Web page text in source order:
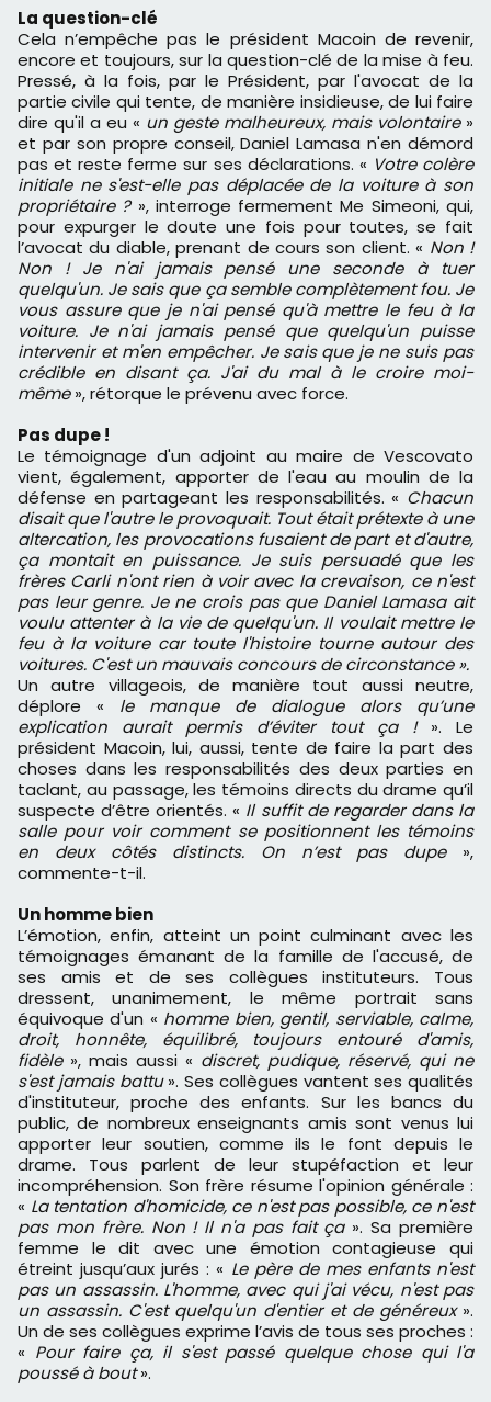
La question-clé
Cela n’empêche pas le président Macoin de revenir,
encore et toujours, sur la question-clé de la mise à feu.
Pressé, à la fois, par le Président, par l'avocat de la
partie civile qui tente, de manière insidieuse, de lui faire
dire qu'il a eu « un geste malheureux, mais volontaire»
et par son propre conseil, Daniel Lamasa n'en démord
pas et reste ferme sur ses déclarations. « Votre colère
initiale ne s'est-elle pas déplacée de la voiture à son
propriétaire ?», interroge fermement Me Simeoni, qui,
pour expurger le doute une fois pour toutes, se fait
l’avocat du diable, prenant de cours son client. « Non !
Non ! Je n'ai jamais pensé une seconde à tuer
quelqu'un. Je sais que ça semble complètement fou. Je
vous assure que je n'ai pensé qu'à mettre le feu à la
voiture. Je n'ai jamais pensé que quelqu'un puisse
intervenir et m'en empêcher. Je sais que je ne suis pas
crédible en disant ça. J'ai du mal à le croire moi-
même», rétorque le prévenu avec force.
Pas dupe !
Le témoignage d'un adjoint au maire de Vescovato
vient, également, apporter de l'eau au moulin de la
défense en partageant les responsabilités. « Chacun
disait que l'autre le provoquait. Tout était prétexte à une
altercation, les provocations fusaient de part et d'autre,
ça montait en puissance. Je suis persuadé que les
frères Carli n'ont rien à voir avec la crevaison, ce n'est
pas leur genre. Je ne crois pas que Daniel Lamasa ait
voulu attenter à la vie de quelqu'un. Il voulait mettre le
feu à la voiture car toute l'histoire tourne autour des
voitures. C'est un mauvais concours de circonstance ».
Un autre villageois, de manière tout aussi neutre,
déplore « le manque de dialogue alors qu’une
explication aurait permis d’éviter tout ça ! ». Le
président Macoin, lui, aussi, tente de faire la part des
choses dans les responsabilités des deux parties en
taclant, au passage, les témoins directs du drame qu’il
suspecte d’être orientés. « Il suffit de regarder dans la
salle pour voir comment se positionnent les témoins
en deux côtés distincts. On n’est pas dupe »,
commente-t-il.
Un homme bien
L’émotion, enfin, atteint un point culminant avec les
témoignages émanant de la famille de l'accusé, de
ses amis et de ses collègues instituteurs. Tous
dressent, unanimement, le même portrait sans
équivoque d'un « homme bien, gentil, serviable, calme,
droit, honnête, équilibré, toujours entouré d'amis,
fidèle », mais aussi « discret, pudique, réservé, qui ne
s'est jamais battu». Ses collègues vantent ses qualités
d'instituteur, proche des enfants. Sur les bancs du
public, de nombreux enseignants amis sont venus lui
apporter leur soutien, comme ils le font depuis le
drame. Tous parlent de leur stupéfaction et leur
incompréhension. Son frère résume l'opinion générale :
« La tentation d'homicide, ce n'est pas possible, ce n'est
pas mon frère. Non ! Il n'a pas fait ça ». Sa première
femme le dit avec une émotion contagieuse qui
étreint jusqu’aux jurés : « Le père de mes enfants n'est
pas un assassin. L'homme, avec qui j'ai vécu, n'est pas
un assassin. C'est quelqu'un d'entier et de généreux».
Un de ses collègues exprime l’avis de tous ses proches :
« Pour faire ça, il s'est passé quelque chose qui l'a
poussé à bout».